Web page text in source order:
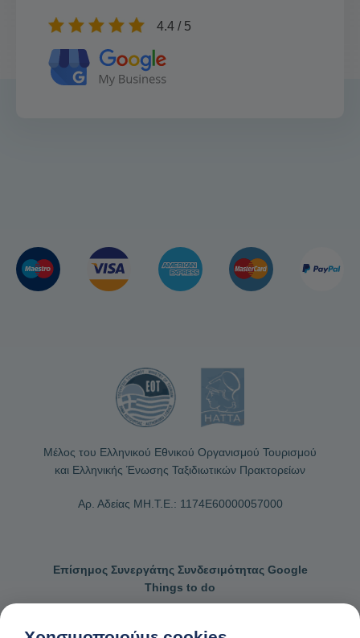
4.4 / 5
Μέλος του Ελληνικού Εθνικού Οργανισμού Τουρισμού
και Ελληνικής Ένωσης Ταξιδιωτικών Πρακτορείων
Αρ. Αδείας ΜΗ.Τ.Ε.: 1174Ε60000057000
Επίσημος Συνεργάτης Συνδεσιμότητας Google
Things to do